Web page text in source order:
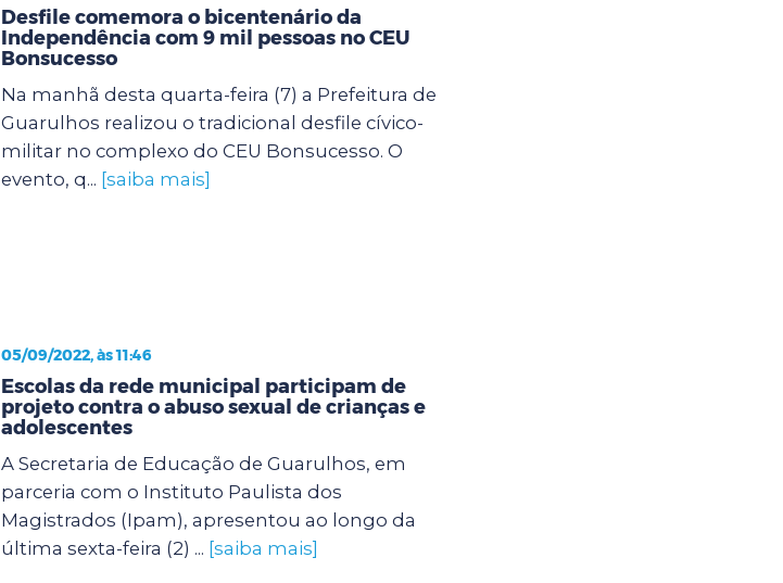
Desfile comemora o bicentenário da
Independência com 9 mil pessoas no CEU
Bonsucesso
Na manhã desta quarta-feira (7) a Prefeitura de
Guarulhos realizou o tradicional desfile cívico-
militar no complexo do CEU Bonsucesso. O
evento, q... [saiba mais]
05/09/2022, às 11:46
Escolas da rede municipal participam de
projeto contra o abuso sexual de crianças e
adolescentes
A Secretaria de Educação de Guarulhos, em
parceria com o Instituto Paulista dos
Magistrados (Ipam), apresentou ao longo da
última sexta-feira (2) ... [saiba mais]